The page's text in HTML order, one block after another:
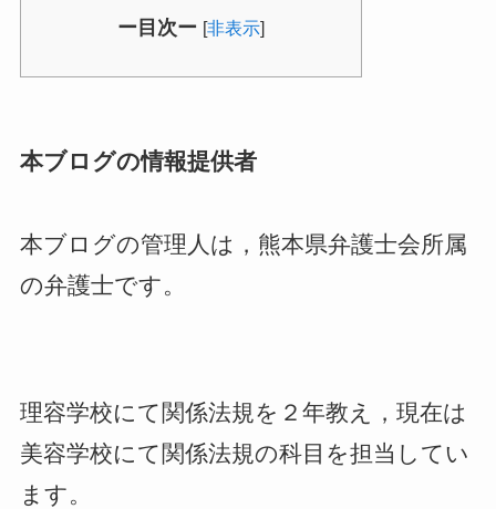
ー目次ー [非表示]
本ブログの情報提供者
本ブログの管理人は，熊本県弁護士会所属
の弁護士です。
理容学校にて関係法規を２年教え，現在は
美容学校にて関係法規の科目を担当してい
ます。